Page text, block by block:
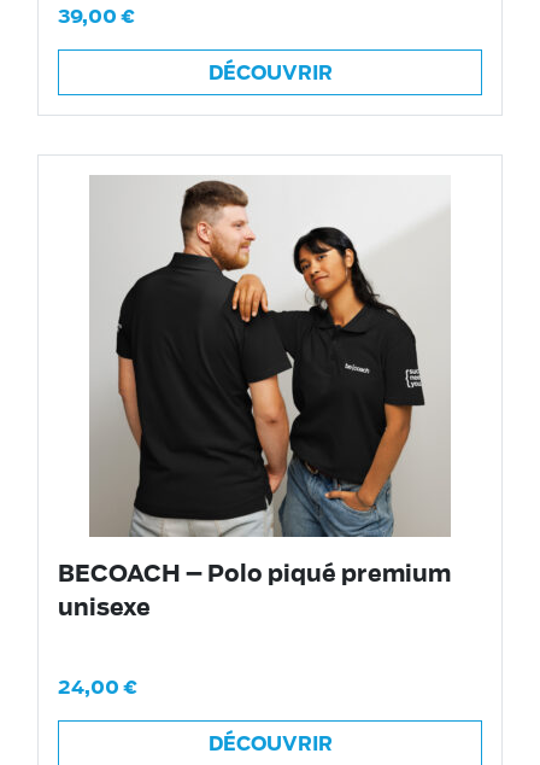
39,00€
DÉCOUVRIR
BECOACH – Polo piqué premium
unisexe
24,00€
DÉCOUVRIR